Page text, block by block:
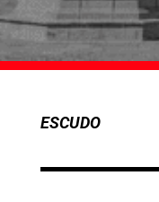
ESCUDO